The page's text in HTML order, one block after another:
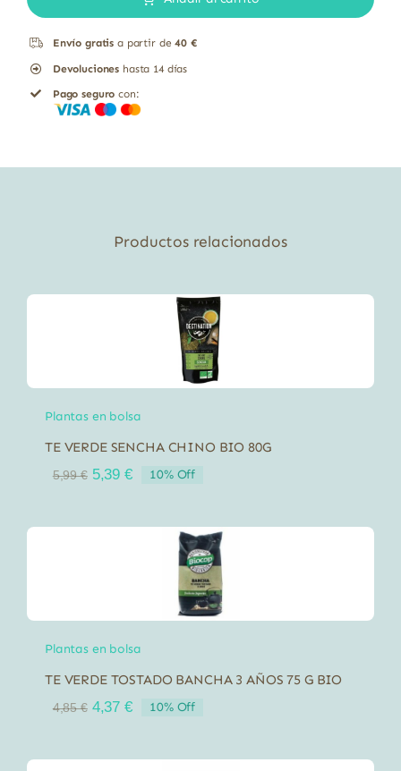
Envío gratis a partir de40 €
Devoluciones hasta 14 días
Pago seguro con:
Productos relacionados
Plantas en bolsa
TE VERDE SENCHA CHINO BIO 80G
5,99€ El
era:
5,39 €El
es:
10% Off
Plantas en bolsa
TE VERDE TOSTADO BANCHA 3 AÑOS 75 G BIO
4,85€ El
era:
4,37 €El
es:
10% Off